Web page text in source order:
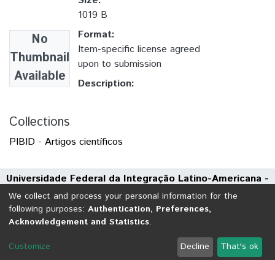
No
Thumbnail
Available
1019 B
Format:
Item-specific license agreed
upon to submission
Description:
Collections
PIBID - Artigos científicos
Universidade Federal da Integração Latino-Americana -
UNILA
Avenida Tarquínio Joslin dos Santos, 1000 - Polo Universitário
CEP: 85870-650 | Foz do Iguaçu - Paraná
DSpace software
copyright © 2002-2026 LYRASIS
Send Feedback
We collect and process your personal information for the
following purposes: Authentication, Preferences,
Acknowledgement and Statistics.
Customize Decline That's ok